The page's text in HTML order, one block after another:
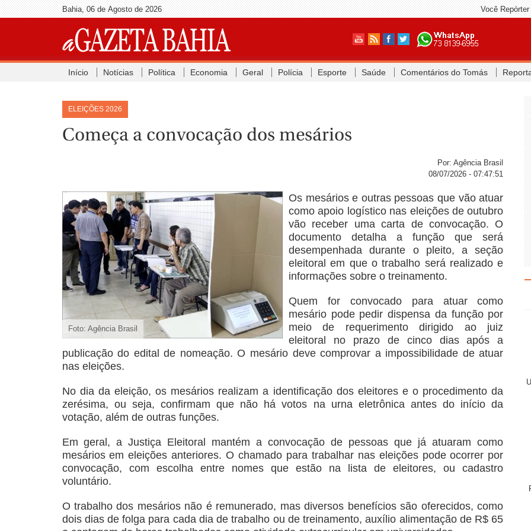
Bahia, 06 de Agosto de 2026 Você Repórter
Início Notícias Política Economia Geral Polícia Esporte Saúde Comentários do Tomás
ELEIÇÕES 2026
Começa a convocação dos mesários
Por: Agência Brasil
08/07/2026 - 07:47:51
Foto: Agência Brasil
Os mesários e outras pessoas que vão atuar
como apoio logístico nas eleições de outubro
vão receber uma carta de convocação. O
documento detalha a função que será
desempenhada durante o pleito, a seção
eleitoral em que o trabalho será realizado e
informações sobre o treinamento.
Quem for convocado para atuar como
mesário pode pedir dispensa da função por
meio de requerimento dirigido ao juiz
eleitoral no prazo de cinco dias após a
publicação do edital de nomeação. O mesário deve comprovar a impossibilidade de atuar
nas eleições.
No dia da eleição, os mesários realizam a identificação dos eleitores e o procedimento da
zerésima, ou seja, confirmam que não há votos na urna eletrônica antes do início da
votação, além de outras funções.
Em geral, a Justiça Eleitoral mantém a convocação de pessoas que já atuaram como
mesários em eleições anteriores. O chamado para trabalhar nas eleições pode ocorrer por
convocação, com escolha entre nomes que estão na lista de eleitores, ou cadastro
voluntário.
O trabalho dos mesários não é remunerado, mas diversos benefícios são oferecidos, como
dois dias de folga para cada dia de trabalho ou de treinamento, auxílio alimentação de R$ 65